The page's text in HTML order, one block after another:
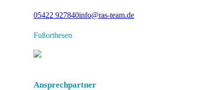
05422 927840info@ras-team.de
Fußorthesen
Ansprechpartner